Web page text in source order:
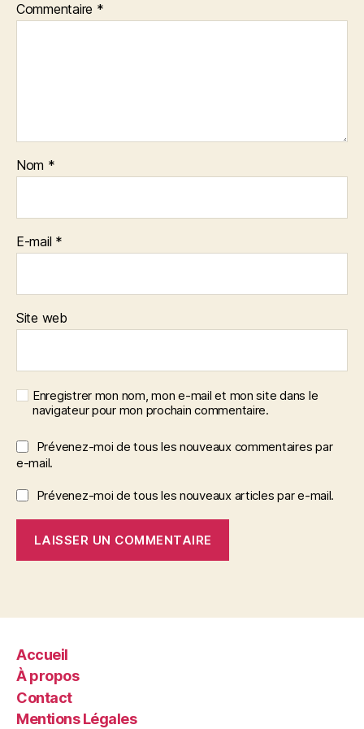
Commentaire *
Nom *
E-mail *
Site web
Enregistrer mon nom, mon e-mail et mon site dans le
navigateur pour mon prochain commentaire.
Prévenez-moi de tous les nouveaux commentaires par
e-mail.
Prévenez-moi de tous les nouveaux articles par e-mail.
Accueil
À propos
Contact
Mentions Légales